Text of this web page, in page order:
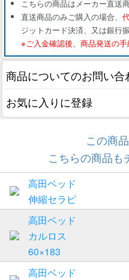
こちらの商品はメーカー直送商
直送商品のみご購入の場合、
ジットカード決済、又は銀行
※ご入金確認後、商品発送の手
商品についてのお問い合
お気に入りに登録
この商
こちらの商品も
高田ベッド
伸縮セラピ
高田ベッド
カルロス
60×183
高田ベッド